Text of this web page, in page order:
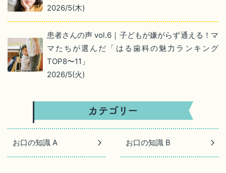
2026/5(木)
患者さんの声 vol.6｜子どもが嫌がらず通える！マ
マたちが選んだ「はる歯科の魅力ランキング
TOP8〜11」
2026/5(火)
お口の知識 A お口の知識 B